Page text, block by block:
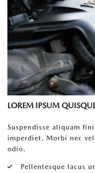
LOREM IPSUM
Suspendisse aliquam
imperdiet. Morbi nec
odio.
Pellentesque lacus